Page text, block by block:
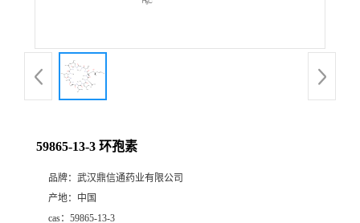
产
59865-13-3 环孢素
品牌： 武汉鼎信通药业有限公司
产地： 中国
cas： 59865-13-3